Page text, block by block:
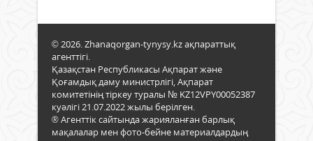
© 2026. Zhanaqorgan-tynysy.kz ақпараттық
агенттігі.
Қазақстан Республикасы Ақпарат және
Қоғамдық даму министрлігі, Ақпарат
комитетінің тіркеу туралы № KZ12VPY00052387
куәлігі 21.07.2022 жылы берілген.
® Агенттік сайтында жарияланған барлық
мақалалар мен фото-бейне материалдардың